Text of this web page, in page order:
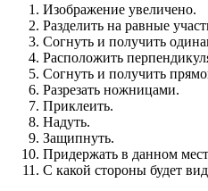
Изображение увеличено.
Разделить на равные
Согнуть и получить
Расположить
Согнуть и получить
Разрезать ножницами.
Приклеить.
Надуть.
Защипнуть.
Придержать в данном
С какой стороны будет